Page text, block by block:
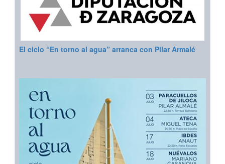
El ciclo “En torno al agua” arranca con Pilar Armalé